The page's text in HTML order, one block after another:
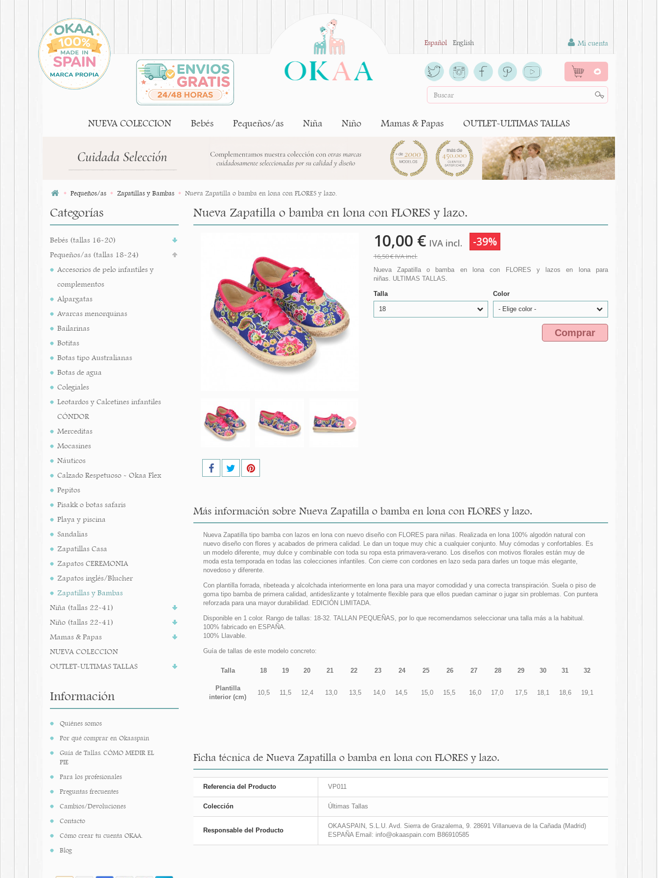
Español English Mi cuenta
0
NUEVA COLECCION Bebés Pequeños/as Niña Niño Mamas & Papas OUTLET-ULTIMAS TALLAS
Pequeños/as Zapatillas y Bambas Nueva Zapatilla o bamba en lona con FLORES y lazo.
Categorías
Bebés (tallas 16-20)
Pequeños/as (tallas 18-24)
Accesorios de pelo infantiles y
complementos
Alpargatas
Avarcas menorquinas
Bailarinas
Botitas
Botas tipo Australianas
Botas de agua
Colegiales
Leotardos y Calcetines infantiles
CÓNDOR
Merceditas
Mocasines
Náuticos
Calzado Respetuoso - Okaa Flex
Pepitos
Pisakk o botas safaris
Playa y piscina
Sandalias
Zapatillas Casa
Zapatos CEREMONIA
Zapatos inglés/Blucher
Zapatillas y Bambas
Niña (tallas 22-41)
Niño (tallas 22-41)
Mamas & Papas
NUEVA COLECCION
OUTLET-ULTIMAS TALLAS
Información
Quiénes somos
Por qué comprar en Okaaspain
Guía de Tallas. CÓMO MEDIR EL
PIE
Para los profesionales
Preguntas frecuentes
Cambios/Devoluciones
Contacto
Cómo crear tu cuenta OKAA.
Blog
Nueva Zapatilla o bamba en lona con FLORES y lazo.
10,00 € IVA incl. -39%
16,50 €IVA incl.
Nueva Zapatilla o bamba en lona con FLORES y lazos en lona para
niñas. ULTIMAS TALLAS.
Talla
18
Color
- Elige color -
Comprar
Más información sobre Nueva Zapatilla o bamba en lona con FLORES y lazo.
Nueva Zapatilla tipo bamba con lazos en lona con nuevo diseño con FLORES para niñas. Realizada en lona 100% algodón natural con
nuevo diseño con flores y acabados de primera calidad. Le dan un toque muy chic a cualquier conjunto. Muy cómodas y confortables. Es
un modelo diferente, muy dulce y combinable con toda su ropa esta primavera-verano. Los diseños con motivos florales están muy de
moda esta temporada en todas las colecciones infantiles. Con cierre con cordones en lazo seda para darles un toque más elegante,
novedoso y diferente.
Con plantilla forrada, ribeteada y alcolchada interiormente en lona para una mayor comodidad y una correcta transpiración. Suela o piso de
goma tipo bamba de primera calidad, antideslizante y totalmente flexible para que ellos puedan caminar o jugar sin problemas. Con puntera
reforzada para una mayor durabilidad. EDICIÓN LIMITADA.
Disponible en 1 color. Rango de tallas: 18-32. TALLAN PEQUEÑAS, por lo que recomendamos seleccionar una talla más a la habitual.
100% fabricado en ESPAÑA.
100% Llavable.
Guía de tallas de este modelo concreto:
Talla 18 19 20 21 22 23 24 25 26 27 28 29 30 31 32
Plantilla
interior (cm)
10,5 11,5 12,4 13,0 13,5 14,0 14,5 15,0 15,5 16,0 17,0 17,5 18,1 18,6 19,1
Ficha técnica de Nueva Zapatilla o bamba en lona con FLORES y lazo.
Referencia del Producto VP011
Colección Últimas Tallas
Responsable del Producto
OKAASPAIN, S.L.U. Avd. Sierra de Grazalema, 9. 28691 Villanueva de la Cañada (Madrid)
ESPAÑA Email: info@okaaspain.com B86910585